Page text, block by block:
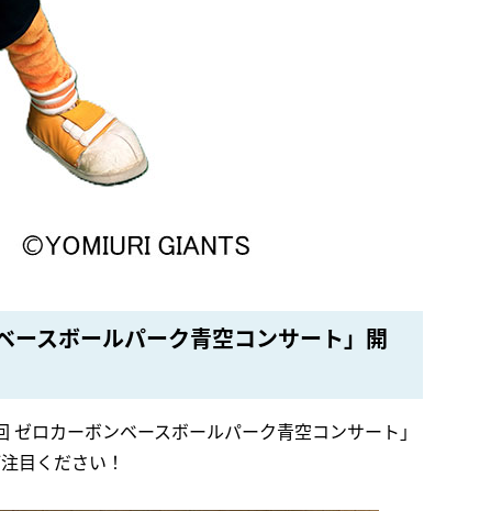
スボールパーク青空コンサート」開
ロカーボンベースボールパーク青空コンサート」
目ください！